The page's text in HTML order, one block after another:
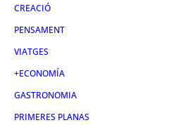
CREACIÓ
PENSAMENT
VIATGES
+ECONOMÍA
GASTRONOMIA
PRIMERES PLANAS